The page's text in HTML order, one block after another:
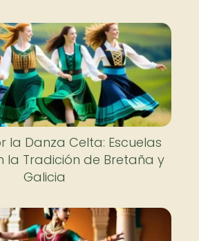
la Danza Celta: Escuelas
la Tradición de Bretaña y
Galicia